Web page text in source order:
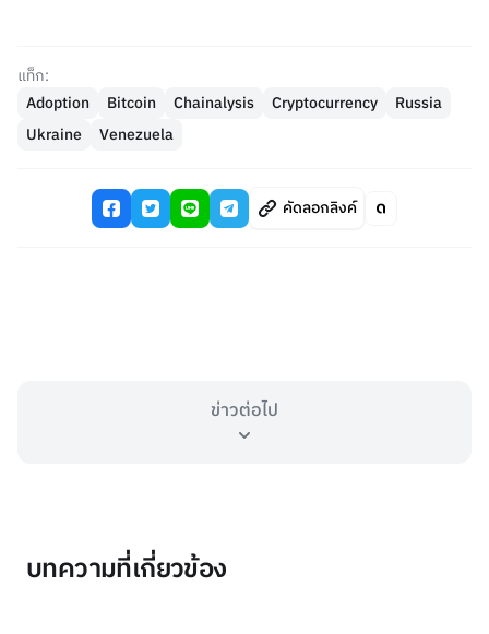
แท็ก:
Adoption
Bitcoin Chainalysis Cryptocurrency
Russia
Ukraine
Venezuela
คัดลอกลิงค์
ข่าวต่อไป
บทความที่เกี่ยวข้อง